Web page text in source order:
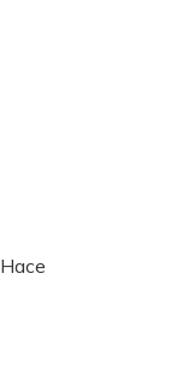
Hace